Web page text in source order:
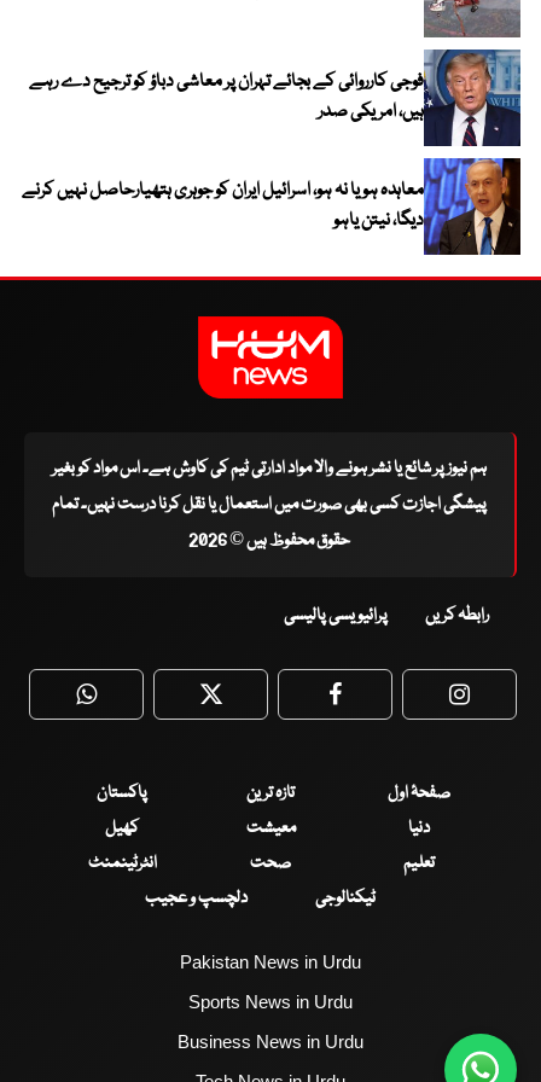
فوجی کارروائی کے بجائے تہران پر معاشی دباؤ کو ترجیح دے رہے
ہیں، امریکی صدر
معاہدہ ہو یا نہ ہو، اسرائیل ایران کو جوہری ہتھیارحاصل نہیں کرنے
دیگا، نیتن یاہو
ہم نیوز پر شائع یا نشر ہونے والا مواد ادارتی ٹیم کی کاوش ہے۔ اس مواد کو بغیر
پیشگی اجازت کسی بھی صورت میں استعمال یا نقل کرنا درست نہیں۔ تمام
حقوق محفوظ ہیں © 2026
رابطہ کریں پرائیویسی پالیسی
WhatsApp Twitter Facebook
صفحۂ اول تازہ ترین
پاکستان
دنیا
معیشت
کھیل
تعلیم
صحت
انٹرٹینمنٹ
ٹیکنالوجی
دلچسپ و عجیب
Pakistan News in Urdu
Sports News in Urdu
Business News in Urdu